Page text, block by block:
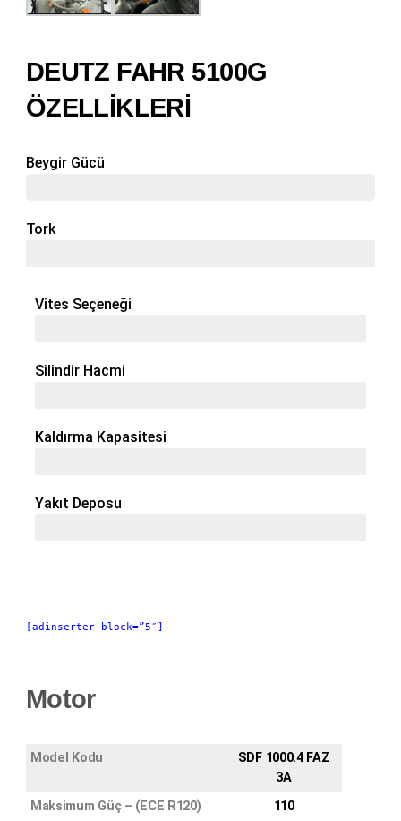
DEUTZ FAHR 5100G
ÖZELLİKLERİ
Beygir Gücü
Tork
Vites Seçeneği
Silindir Hacmi
Kaldırma Kapasitesi
Yakıt Deposu
[adinserter block=”5″]
Motor
Model Kodu
SDF 1000.4 FAZ
3A
Maksimum Güç – (ECE R120)
110